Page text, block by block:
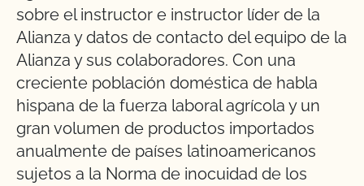
sobre el instructor e instructor líder de la
Alianza y datos de contacto del equipo de la
Alianza y sus colaboradores. Con una
creciente población doméstica de habla
hispana de la fuerza laboral agrícola y un
gran volumen de productos importados
anualmente de países latinoamericanos
sujetos a la Norma de inocuidad de los